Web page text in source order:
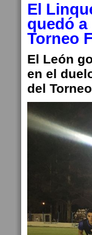
El
quedó a
Torneo
El León
en el
del